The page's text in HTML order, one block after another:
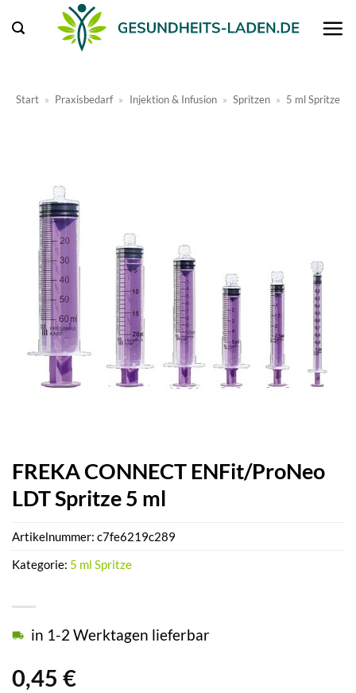
Inhalt
Start » Praxisbedarf » Injektion & Infusion » Spritzen » 5 ml Spritze
FREKA CONNECT ENFit/ProNeo
LDT Spritze 5 ml
0,45 €
in 1-2 Werktagen lieferbar
Artikelnummer: c7fe6219c289
Kategorie: 5 ml Spritze